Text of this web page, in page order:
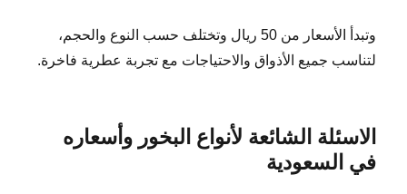
وتبدأ الأسعار من 50 ريال وتختلف حسب النوع والحجم،
لتناسب جميع الأذواق والاحتياجات مع تجربة عطرية فاخرة.
الاسئلة الشائعة لأنواع البخور وأسعاره
في السعودية